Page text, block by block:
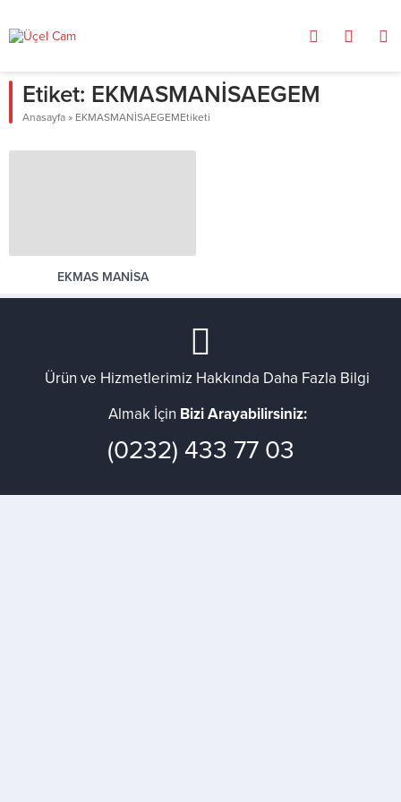
Etiket: EKMASMANİSAEGEM
Anasayfa » EKMASMANİSAEGEMEtiketi
EKMAS MANİSA
Ürün ve Hizmetlerimiz Hakkında Daha Fazla Bilgi
Almak İçin Bizi Arayabilirsiniz:
(0232) 433 77 03